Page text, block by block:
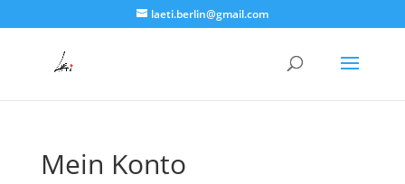
laeti.berlin@gmail.com
Mein Konto